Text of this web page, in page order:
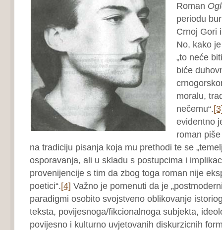
Roman
periodu
Crnoj Gori
No, kako
„to neće
biće
moralu,
nečemu“.
evidentno
roman
na tradiciju pisanja koja mu prethodi te se
osporavanja, ali u skladu s postupcima i
provenijencije s tim da zbog toga roman nije
poetici“.[4] Važno je pomenuti da je
paradigmi osobito svojstveno oblikovanje
teksta, povijesnoga/fikcionalnoga subjekta,
povijesno i kulturno uvjetovanih diskurzicnih